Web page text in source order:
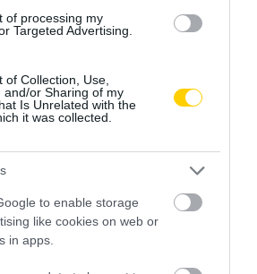
of processing my
Targeted Advertising.
of Collection, Use,
and/or Sharing of my
Is Unrelated with the
it was collected.
to enable storage
like cookies on web or
in apps.